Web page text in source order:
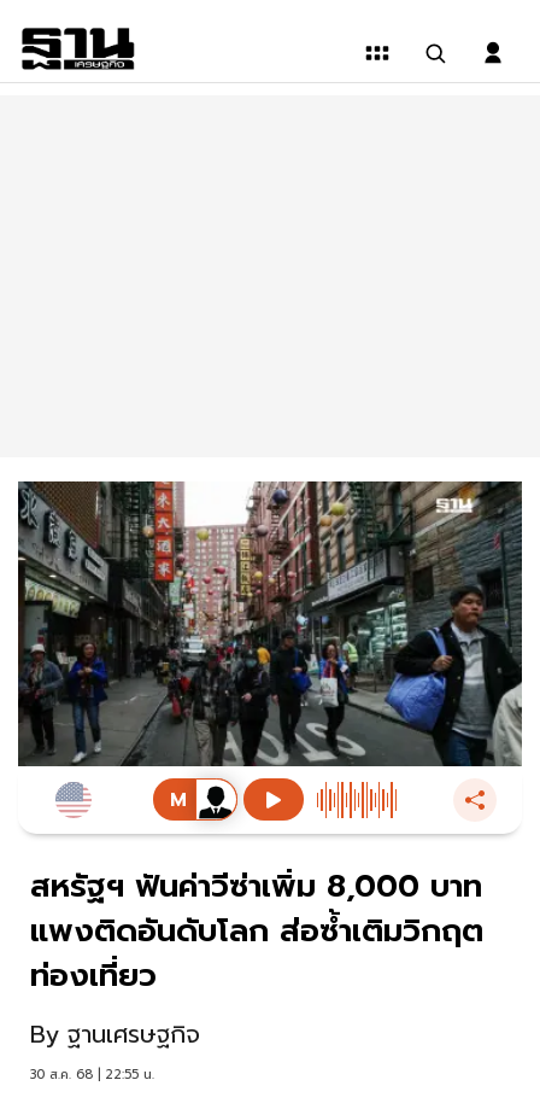
สหรัฐฯ ฟันค่าวีซ่าเพิ่ม 8,000 บาท
แพงติดอันดับโลก ส่อซ้ำเติมวิกฤต
ท่องเที่ยว
By ฐานเศรษฐกิจ
30 ส.ค. 68 | 22:55 น.